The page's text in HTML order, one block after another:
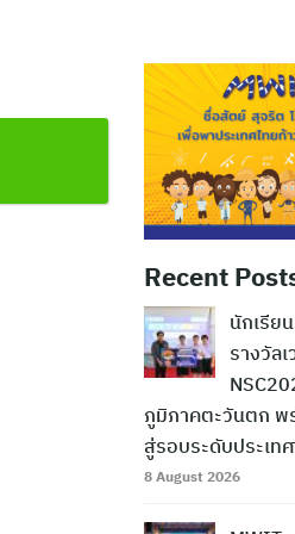
Recent
นักเรีย
รางวัลเ
ภูมิภาคตะวันตก พ
สู่รอบระดับประเทศ
8 August 2026